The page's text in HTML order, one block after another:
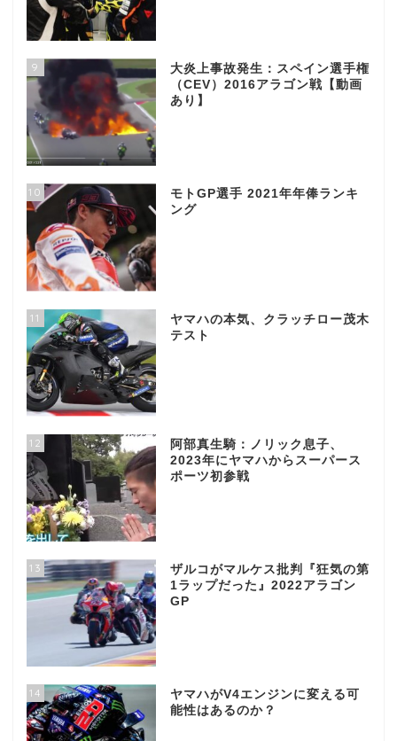
9
大炎上事故発生：スペイン選手権
（CEV）2016アラゴン戦【動画
あり】
10
モトGP選手 2021年年俸ランキ
ング
11
ヤマハの本気、クラッチロー茂木
テスト
12
阿部真生騎：ノリック息子、
2023年にヤマハからスーパース
ポーツ初参戦
13
ザルコがマルケス批判『狂気の第
1ラップだった』2022アラゴン
GP
14
ヤマハがV4エンジンに変える可
能性はあるのか？